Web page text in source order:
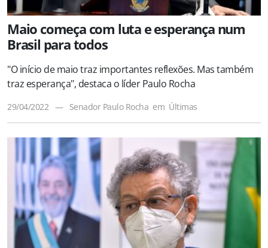
Maio começa com luta e esperança num
Brasil para todos
"O início de maio traz importantes reflexões. Mas também
traz esperança", destaca o líder Paulo Rocha
29/04/2022 — Senador Paulo Rocha em Últimas